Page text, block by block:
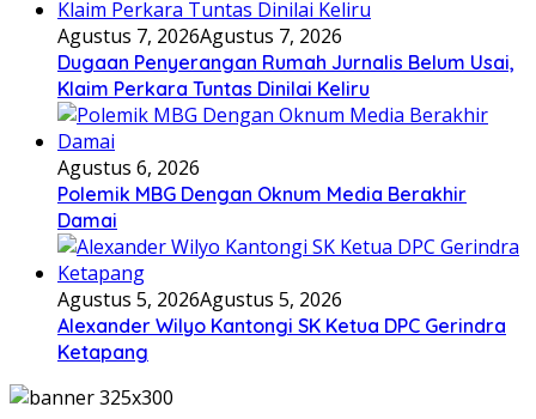
Agustus 7, 2026Agustus 7, 2026
Dugaan Penyerangan Rumah Jurnalis Belum Usai,
Klaim Perkara Tuntas Dinilai Keliru
Agustus 6, 2026
Polemik MBG Dengan Oknum Media Berakhir
Damai
Agustus 5, 2026Agustus 5, 2026
Alexander Wilyo Kantongi SK Ketua DPC Gerindra
Ketapang